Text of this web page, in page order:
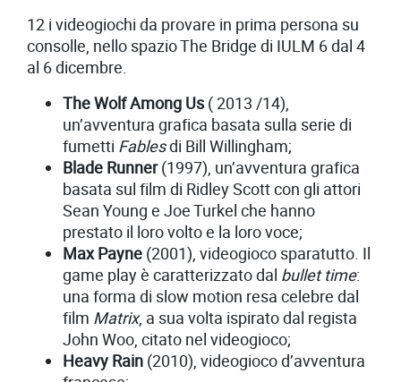
12 i videogiochi da provare in prima persona su
consolle, nello spazio The Bridge di IULM 6 dal 4
al 6 dicembre.
The Wolf Among Us ( 2013 /14),
un’avventura grafica basata sulla serie di
fumetti Fablesdi Bill Willingham;
Blade Runner(1997), un’avventura grafica
basata sul film di Ridley Scott con gli attori
Sean Young e Joe Turkel che hanno
prestato il loro volto e la loro voce;
Max Payne (2001), videogioco sparatutto. Il
game play è caratterizzato dal bullet time:
una forma di slow motion resa celebre dal
film Matrix, a sua volta ispirato dal regista
John Woo, citato nel videogioco;
Heavy Rain (2010), videogioco d’avventura